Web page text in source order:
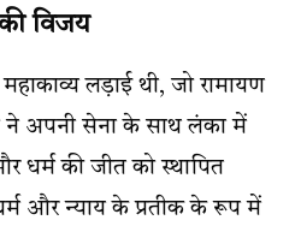
विजय
लड़ाई थी, जो रामायण
अपनी सेना के साथ लंका में
धर्म की जीत को स्थापित
और न्याय के प्रतीक के रूप में